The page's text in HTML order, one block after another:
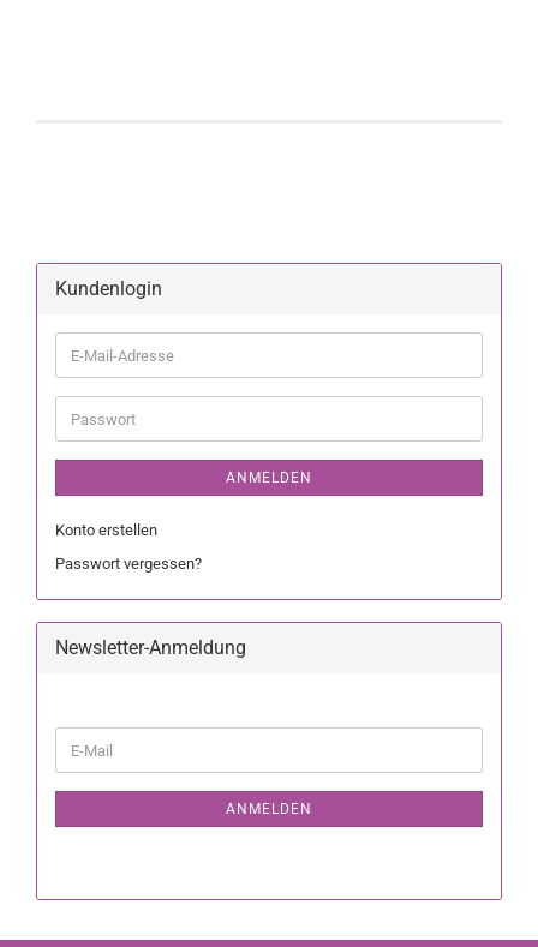
Kundenlogin
ANMELDEN
Konto erstellen
Passwort vergessen?
Newsletter-Anmeldung
ANMELDEN